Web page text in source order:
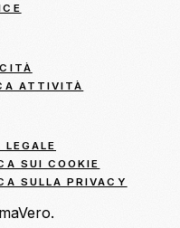
ATTIVITÀ
LEGALE
SUI COOKIE
SULLA PRIVACY